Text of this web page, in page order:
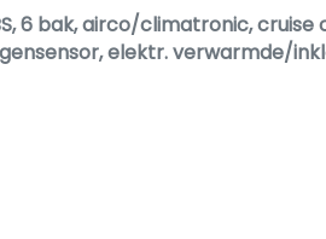
6 bak, airco/climatronic,
elektr. verwarmde/